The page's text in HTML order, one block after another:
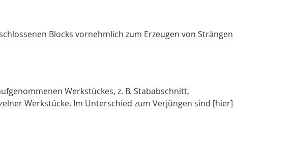
Blocks vornehmlich zum Erzeugen von Strängen
Werkstückes, z. B. Stababschnitt,
Werkstücke. Im Unterschied zum Verjüngen sind [hier]